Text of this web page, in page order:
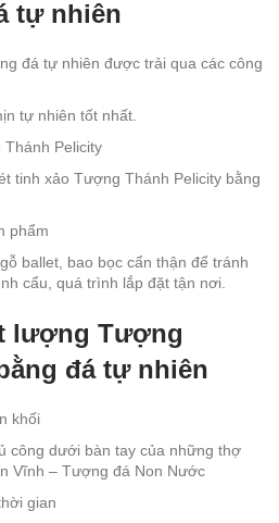
tự nhiên
đá tự nhiên được trải qua các công
tự nhiên tốt nhất.
Pelicity
tinh xảo Tượng Thánh Pelicity bằng
phẩm
ballet, bao bọc cẩn thận để tránh
cẩu, quá trình lắp đặt tận nơi.
lượng Tượng
đá tự nhiên
khối
công dưới bàn tay của những thợ
Vĩnh – Tượng đá Non Nước
gian